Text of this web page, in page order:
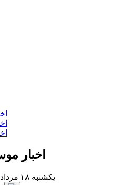
اخبار
یکشنبه ۱۸ مرداد ۱۴۰۵ - الأحد ۲۴ صفر ۱۴۴۸